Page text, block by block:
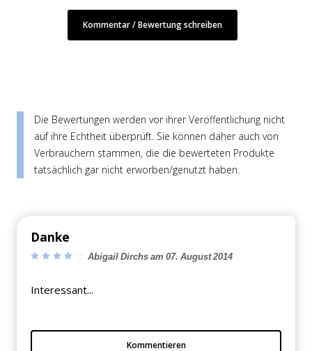
Kommentar / Bewertung schreiben
Die Bewertungen werden vor ihrer Veröffentlichung nicht
auf ihre Echtheit überprüft. Sie können daher auch von
Verbrauchern stammen, die die bewerteten Produkte
tatsächlich gar nicht erworben/genutzt haben.
Danke
Abigail Dirchs am 07. August 2014
Interessant...
Kommentieren